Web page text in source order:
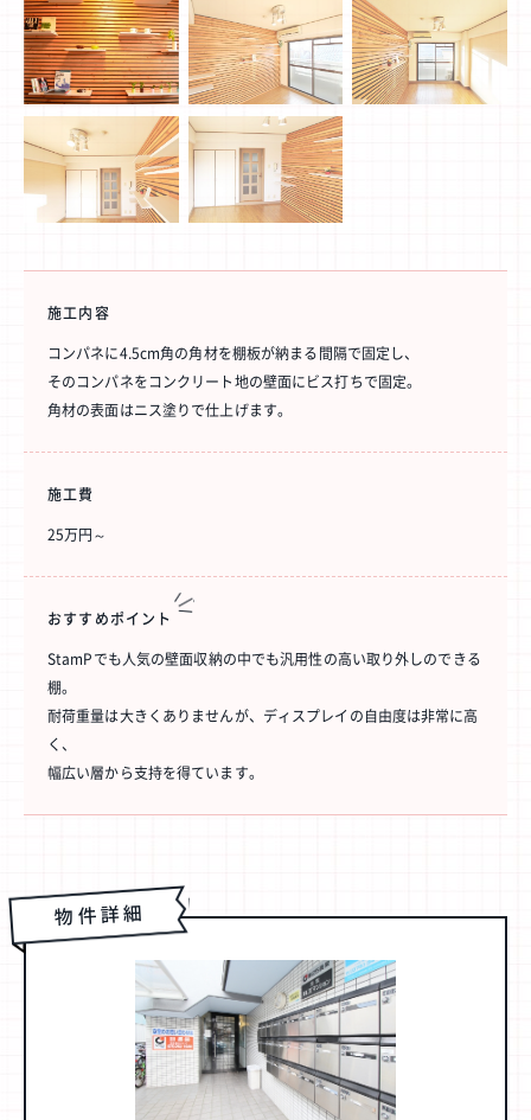
リノベーション物件ってなあに？
オーナー様へ お問い合わせ
SNSで進捗を見る
施工内容
コンパネに4.5cm角の角材を棚板が納まる間隔で固定し、
そのコンパネをコンクリート地の壁面にビス打ちで固定。
角材の表面はニス塗りで仕上げます。
施工費
25万円～
おすすめポイント
StamPでも人気の壁面収納の中でも汎用性の高い取り外しのできる
棚。
耐荷重量は大きくありませんが、ディスプレイの自由度は非常に高
く、
幅広い層から支持を得ています。
物件詳細